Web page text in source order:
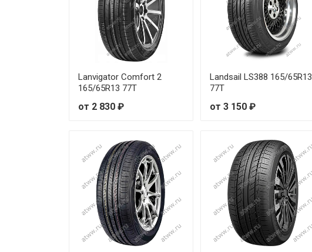
Lanvigator Comfort 2
165/65R13 77T
от 2 830 ₽
Landsail LS388 165/65R13
77T
от 3 150 ₽